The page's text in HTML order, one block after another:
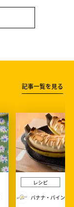
記事一覧を見る
レシピ
バナナ・パイン研